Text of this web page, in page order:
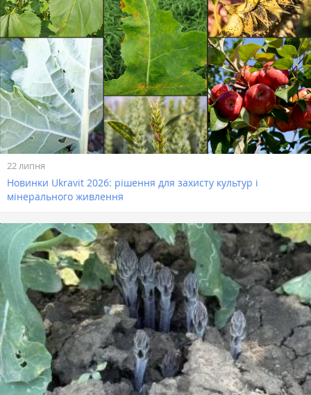
22 липня
Новинки Ukravit 2026: рішення для захисту культур і
мінерального живлення